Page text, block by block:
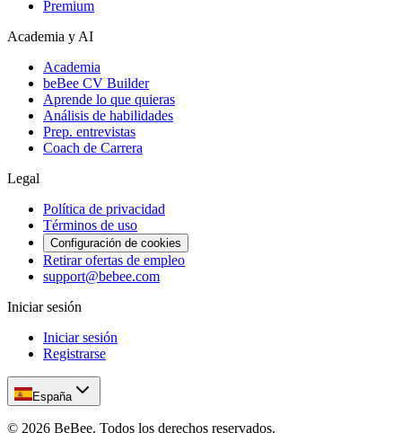
Premium
Academia y AI
Academia
beBee CV Builder
Aprende lo que quieras
Análisis de habilidades
Prep. entrevistas
Coach de Carrera
Legal
Política de privacidad
Términos de uso
Configuración de cookies
Retirar ofertas de empleo
support@bebee.com
Iniciar sesión
Iniciar sesión
Registrarse
España
© 2026 BeBee. Todos los derechos reservados.